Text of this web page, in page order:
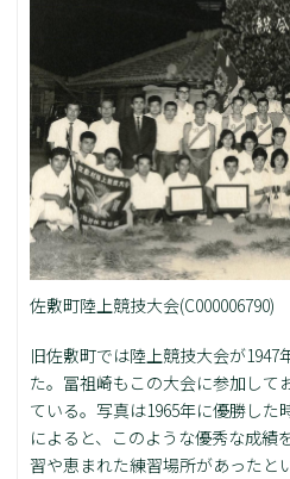
佐敷町陸上競技大会(C000006790)
旧佐敷町では陸上競技大会が1947
た。冨祖崎もこの大会に参加して
ている。写真は1965年に優勝し
によると、このような優秀な成績
習や恵まれた練習場所があったと